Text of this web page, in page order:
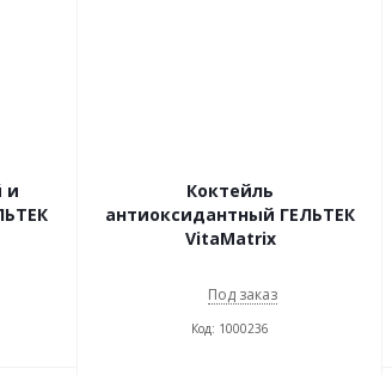
и
Коктейль
антиоксидантный ГЕЛЬТЕК
VitaMatrix
Под заказ
Код: 1000236